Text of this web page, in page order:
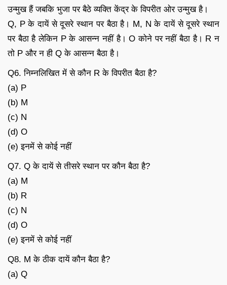
उन्मुख हैं जबकि भुजा पर बैठे व्यक्ति केंद्र के विपरीत ओर उन्मुख है।
Q, P के दायें से दूसरे स्थान पर बैठा है। M, N के दायें से दूसरे स्थान
पर बैठा है लेकिन P के आसन्न नहीं है। O कोने पर नहीं बैठा है। R न
तो P और न ही Q के आसन्न बैठा है।
Q6. निम्नलिखित में से कौन R के विपरीत बैठा है?
(a) P
(b) M
(c) N
(d) O
(e) इनमें से कोई नहीं
Q7. Q के दायें से तीसरे स्थान पर कौन बैठा है?
(a) M
(b) R
(c) N
(d) O
(e) इनमें से कोई नहीं
Q8. M के ठीक दायें कौन बैठा है?
(a) Q